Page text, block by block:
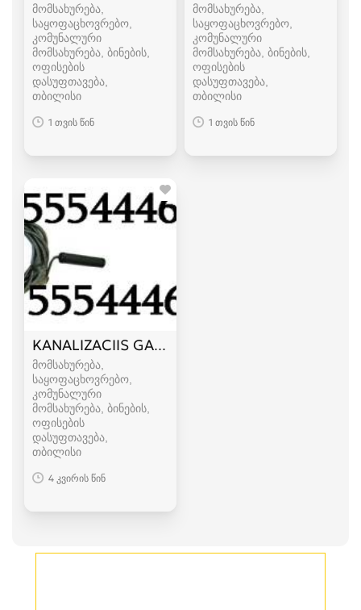
მომსახურება,
საყოფაცხოვრებო,
კომუნალური
მომსახურება, ბინების,
ოფისების
დასუფთავება
თბილისი
1 თვის წინ
მომსახურება,
საყოფაცხოვრებო,
კომუნალური
მომსახურება, ბინების,
ოფისების
დასუფთავება
თბილისი
1 თვის წინ
KANALIZACIIS GAWMENDA GACMENDA 555
მომსახურება,
საყოფაცხოვრებო,
კომუნალური
მომსახურება, ბინების,
ოფისების
დასუფთავება
თბილისი
4 კვირის წინ